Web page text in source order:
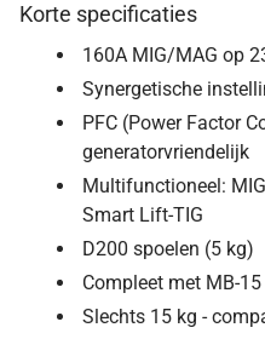
Korte specificaties
160A MIG/MAG op
Synergetische
PFC (Power Factor
generatorvriendelijk
Multifunctioneel:
Smart Lift-TIG
D200 spoelen (5 kg)
Compleet met MB-
Slechts 15 kg -